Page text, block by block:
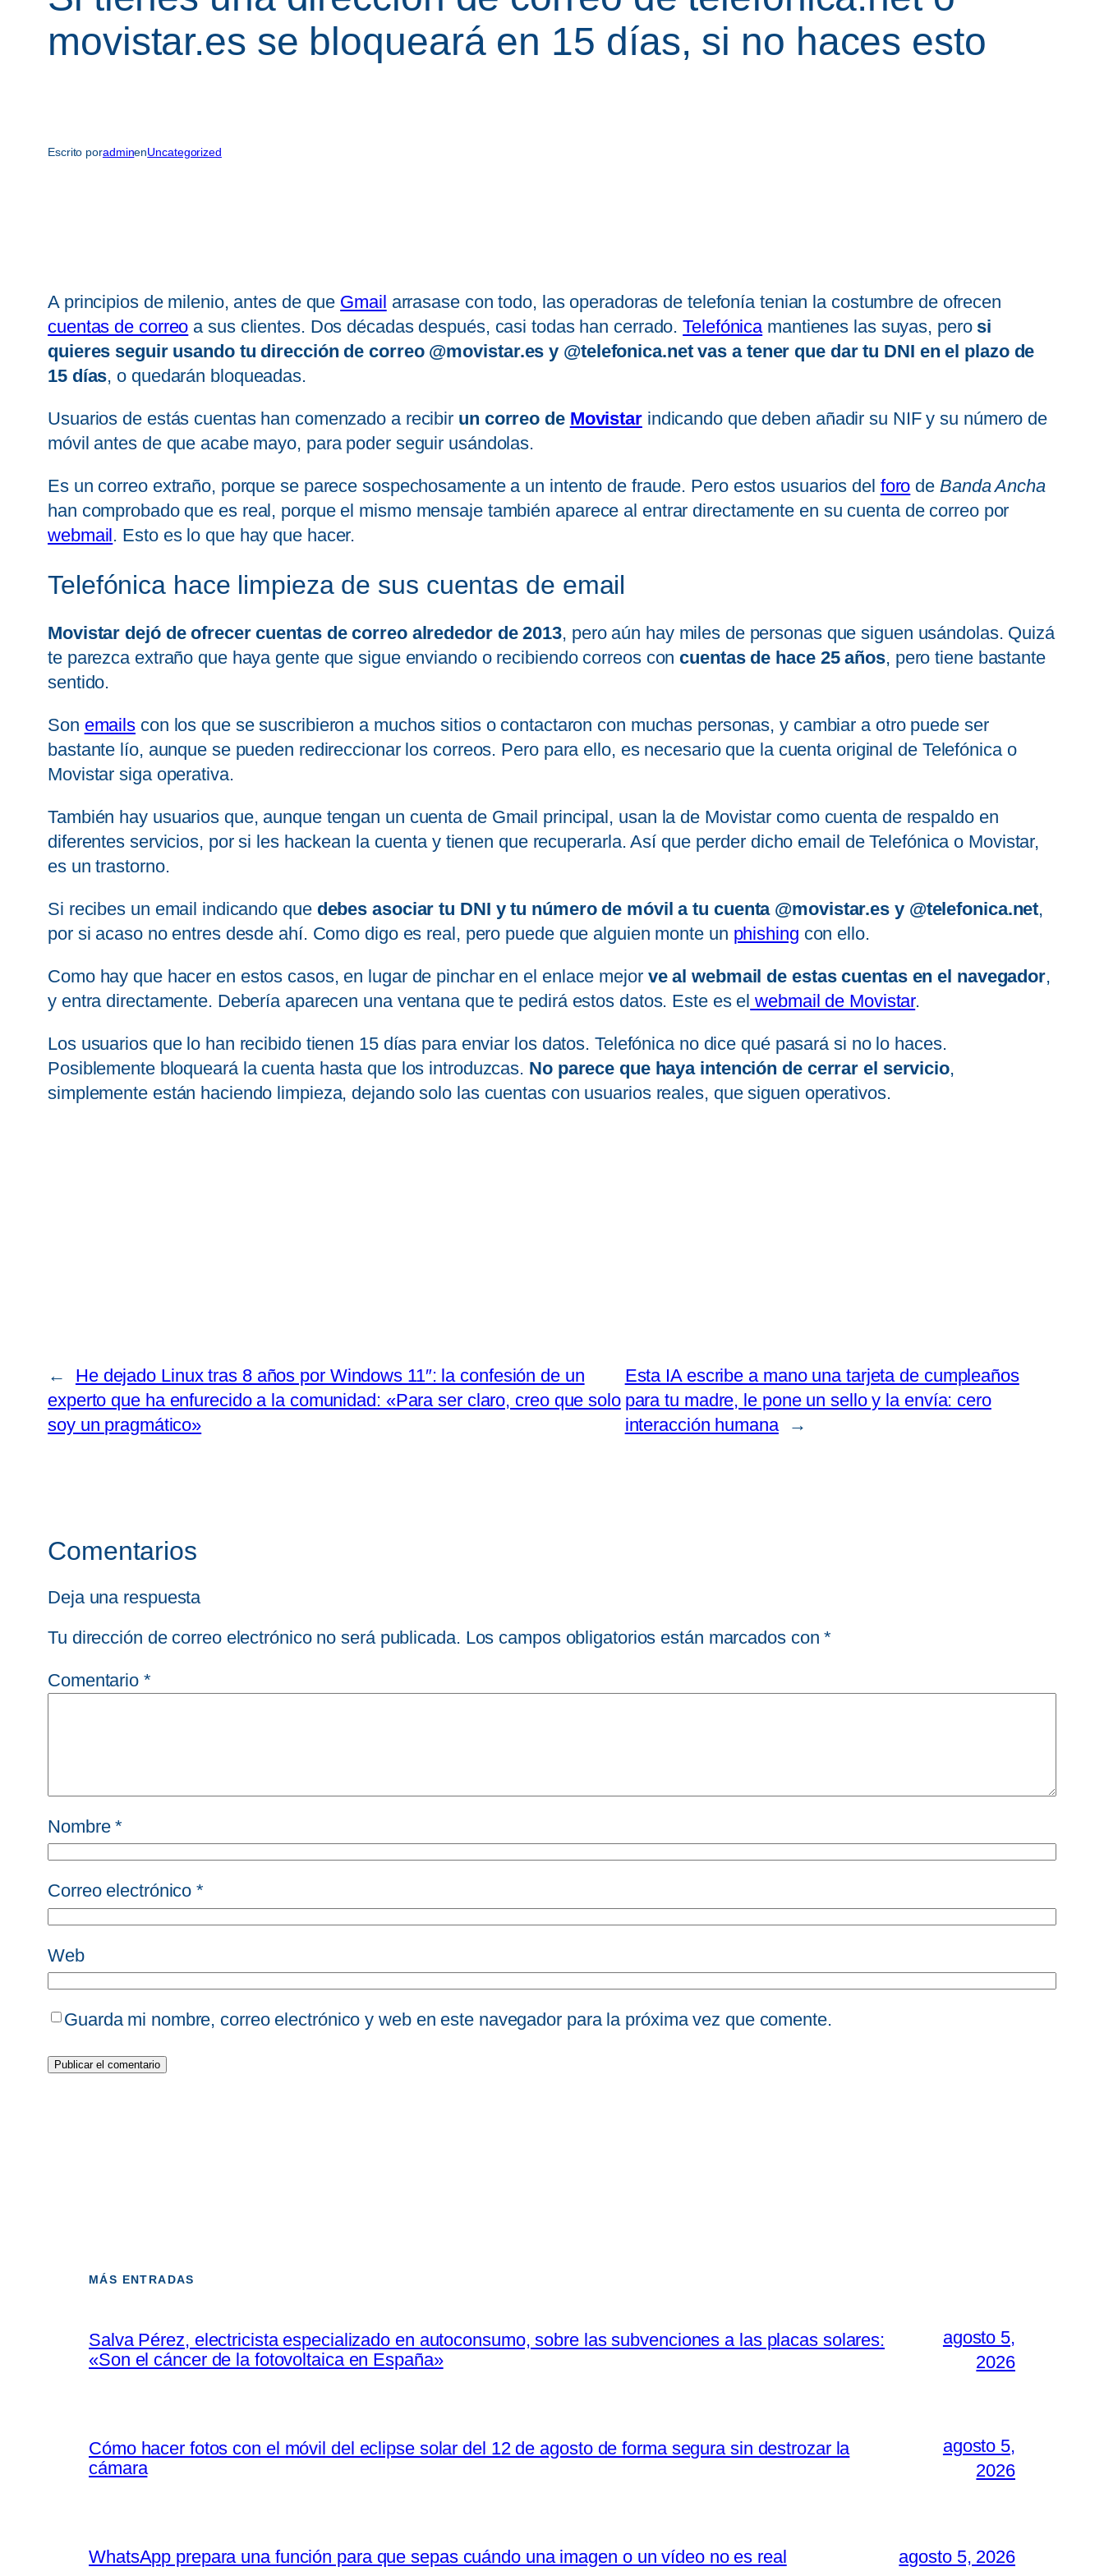
movistar.es se bloqueará en 15 días, si no haces esto
Escrito poradminenUncategorized
A principios de milenio, antes de que Gmail arrasase con todo, las operadoras de telefonía tenian la costumbre de ofrecen
cuentas de correo a sus clientes. Dos décadas después, casi todas han cerrado.Telefónicamantienes las suyas, pero si
quieres seguir usando tu dirección de correo @movistar.es y @telefonica.net vas a tener que dar tu DNI en el plazo de
15 días, o quedarán bloqueadas.
Usuarios de estás cuentas han comenzado a recibir un correo de Movistarindicando que deben añadir su NIF y su número de
móvil antes de que acabe mayo, para poder seguir usándolas.
Es un correo extraño, porque se parece sospechosamente a un intento de fraude. Pero estos usuarios del foro de Banda Ancha
han comprobado que es real, porque el mismo mensaje también aparece al entrar directamente en su cuenta de correo por
webmail . Esto es lo que hay que hacer.
Telefónica hace limpieza de sus cuentas de email
Movistar dejó de ofrecer cuentas de correo alrededor de 2013, pero aún hay miles de personas que siguen usándolas. Quizá
te parezca extraño que haya gente que sigue enviando o recibiendo correos concuentas de hace 25 años, pero tiene bastante
sentido.
Son emails con los que se suscribieron a muchos sitios o contactaron con muchas personas, y cambiar a otro puede ser
bastante lío, aunque se pueden redireccionar los correos. Pero para ello, es necesario que la cuenta original de Telefónica o
Movistar siga operativa.
También hay usuarios que, aunque tengan un cuenta de Gmail principal, usan la de Movistar como cuenta de respaldo en
diferentes servicios, por si les hackean la cuenta y tienen que recuperarla. Así que perder dicho email de Telefónica o Movistar,
es un trastorno.
Si recibes un email indicando que debes asociar tu DNI y tu número de móvil a tu cuenta @movistar.es y @telefonica.net,
por si acaso no entres desde ahí. Como digo es real, pero puede que alguien monte un phishing con ello.
Como hay que hacer en estos casos, en lugar de pinchar en el enlace mejor ve al webmail de estas cuentas en el navegador,
y entra directamente. Debería aparecen una ventana que te pedirá estos datos. Este es el webmail de Movistar.
Los usuarios que lo han recibido tienen 15 días para enviar los datos. Telefónica no dice qué pasará si no lo haces.
Posiblemente bloqueará la cuenta hasta que los introduzcas. No parece que haya intención de cerrar el servicio,
simplemente están haciendo limpieza, dejando solo las cuentas con usuarios reales, que siguen operativos.
←
He dejado Linux tras 8 años por Windows 11″: la confesión de un
experto que ha enfurecido a la comunidad: «Para ser claro, creo que solo
soy un pragmático»
Esta IA escribe a mano una tarjeta de cumpleaños
para tu madre, le pone un sello y la envía: cero
interacción humana
→
Comentarios
Deja una respuesta
Tu dirección de correo electrónico no será publicada. Los campos obligatorios están marcados con*
Comentario *
Nombre*
Correo electrónico*
Web
Guarda mi nombre, correo electrónico y web en este navegador para la próxima vez que comente.
MÁS ENTRADAS
Salva Pérez, electricista especializado en autoconsumo, sobre las subvenciones a las placas solares:
«Son el cáncer de la fotovoltaica en España»
agosto 5,
2026
Cómo hacer fotos con el móvil del eclipse solar del 12 de agosto de forma segura sin destrozar la
cámara
agosto 5,
2026
WhatsApp prepara una función para que sepas cuándo una imagen o un vídeo no es real agosto 5, 2026